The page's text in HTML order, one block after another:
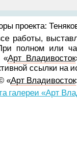
проекта:
работы,
полном или
«Арт Владивосток
ссылки на
«Арт Владивосток
галереи «Арт